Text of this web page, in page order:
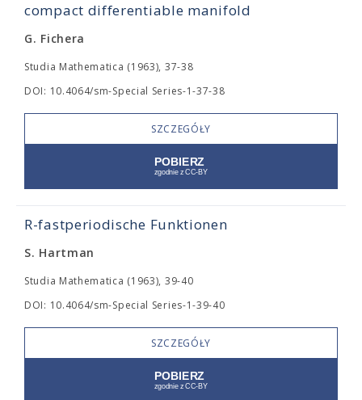
compact differentiable manifold
G. Fichera
Studia Mathematica (1963), 37-38
DOI: 10.4064/sm-Special Series-1-37-38
SZCZEGÓŁY
R-fastperiodische Funktionen
S. Hartman
Studia Mathematica (1963), 39-40
DOI: 10.4064/sm-Special Series-1-39-40
SZCZEGÓŁY